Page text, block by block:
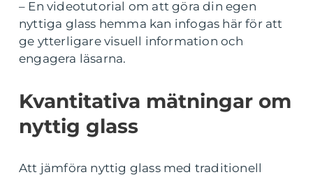
– En videotutorial om att göra din egen
nyttiga glass hemma kan infogas här för att
ge ytterligare visuell information och
engagera läsarna.
Kvantitativa mätningar om
nyttig glass
Att jämföra nyttig glass med traditionell